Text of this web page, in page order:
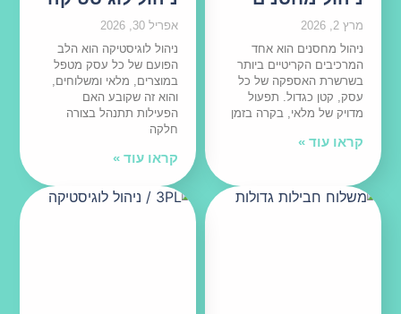
מרץ 2, 2026
ניהול מחסנים הוא אחד
המרכיבים הקריטיים ביותר
בשרשרת האספקה של כל
עסק, קטן כגדול. תפעול
מדויק של מלאי, בקרה בזמן
קראו עוד »
אפריל 30, 2026
ניהול לוגיסטיקה הוא הלב
הפועם של כל עסק מטפל
במוצרים, מלאי ומשלוחים,
והוא זה שקובע האם
הפעילות תתנהל בצורה
חלקה
קראו עוד »